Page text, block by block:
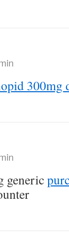
300mg
generic